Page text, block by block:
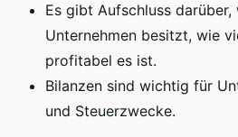
Es gibt Aufschluss
Unternehmen besitzt, wie
profitabel es ist.
Bilanzen sind wichtig für
und Steuerzwecke.